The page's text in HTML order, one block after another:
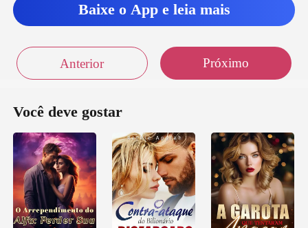
Baixe o App e leia mais
Anterior Próximo
Você deve gostar